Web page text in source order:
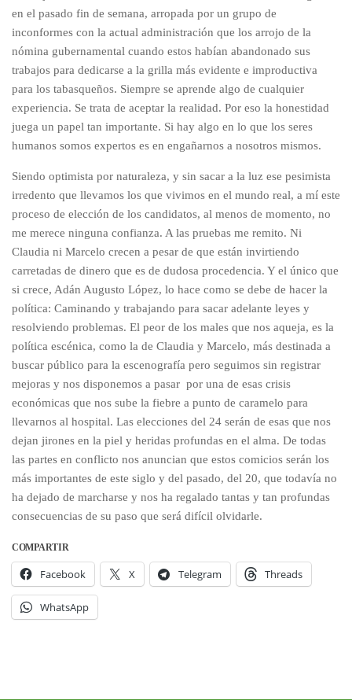
en el pasado fin de semana, arropada por un grupo de
inconformes con la actual administración que los arrojo de la
nómina gubernamental cuando estos habían abandonado sus
trabajos para dedicarse a la grilla más evidente e improductiva
para los tabasqueños. Siempre se aprende algo de cualquier
experiencia. Se trata de aceptar la realidad. Por eso la honestidad
juega un papel tan importante. Si hay algo en lo que los seres
humanos somos expertos es en engañarnos a nosotros mismos.
Siendo optimista por naturaleza, y sin sacar a la luz ese pesimista
irredento que llevamos los que vivimos en el mundo real, a mí este
proceso de elección de los candidatos, al menos de momento, no
me merece ninguna confianza. A las pruebas me remito. Ni
Claudia ni Marcelo crecen a pesar de que están invirtiendo
carretadas de dinero que es de dudosa procedencia. Y el único que
si crece, Adán Augusto López, lo hace como se debe de hacer la
política: Caminando y trabajando para sacar adelante leyes y
resolviendo problemas. El peor de los males que nos aqueja, es la
política escénica, como la de Claudia y Marcelo, más destinada a
buscar público para la escenografía pero seguimos sin registrar
mejoras y nos disponemos a pasar por una de esas crisis
económicas que nos sube la fiebre a punto de caramelo para
llevarnos al hospital. Las elecciones del 24 serán de esas que nos
dejan jirones en la piel y heridas profundas en el alma. De todas
las partes en conflicto nos anuncian que estos comicios serán los
más importantes de este siglo y del pasado, del 20, que todavía no
ha dejado de marcharse y nos ha regalado tantas y tan profundas
consecuencias de su paso que será difícil olvidarle.
COMPARTIR
Facebook X Telegram Threads
WhatsApp